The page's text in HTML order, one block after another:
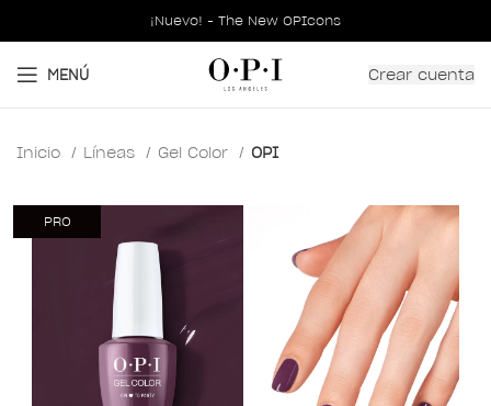
¡Nuevo! - The New OPIcons
MENÚ Crear cuenta
Inicio Líneas Gel Color OPI
PRO